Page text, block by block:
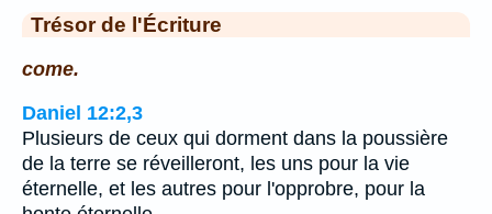
Trésor de l'Écriture
come.
Daniel 12:2,3
Plusieurs de ceux qui dorment dans la poussière
de la terre se réveilleront, les uns pour la vie
éternelle, et les autres pour l'opprobre, pour la